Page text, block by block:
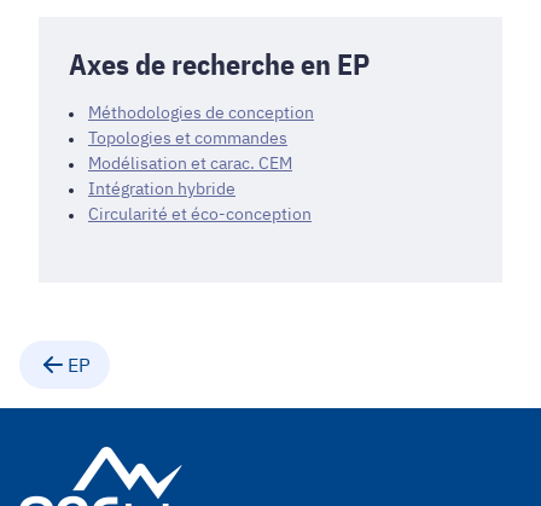
Axes de recherche en EP
Méthodologies de conception
Topologies et commandes
Modélisation et carac. CEM
Intégration hybride
Circularité et éco-conception
EP